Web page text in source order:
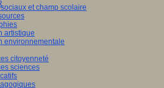
et champ scolaire
artistique
environnementale
citoyenneté
sciences